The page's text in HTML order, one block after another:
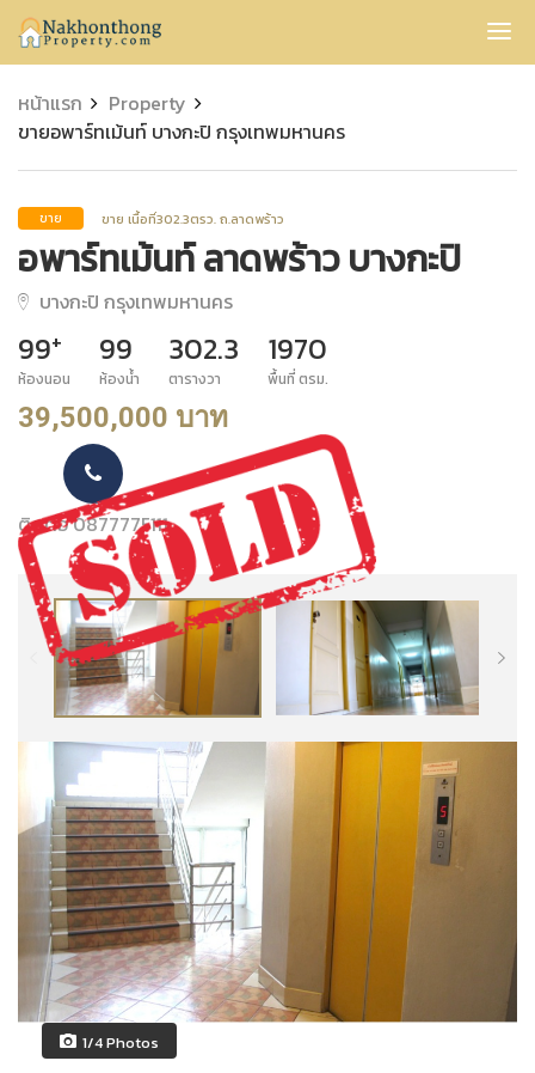
Nakhonthong
หน้าแรก
Property
ขายอพาร์ทเม้นท์ บางกะปิ กรุงเทพมหานคร
ขาย ขาย เนื้อที่302.3ตรว. ถ.ลาดพร้าว
อพาร์ทเม้นท์ ลาดพร้าว บางกะปิ
บางกะปิ กรุงเทพมหานคร
99+
ห้องนอน
99
ห้องน้ำ
302.3
ตารางวา
1970
พื้นที่ ตรม.
39,500,000 บาท
ติดต่อ 0877775111
1/4 Photos